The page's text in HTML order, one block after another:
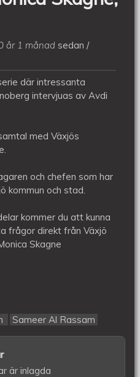
år 1 månad sedan
där intressanta
intervjuas av Avdi
med Växjös
och chefen som har
kommun och stad.
kommer du att kunna
frågor direkt från Växjö
Skagne
Sameer Al Rassam
är inlagda